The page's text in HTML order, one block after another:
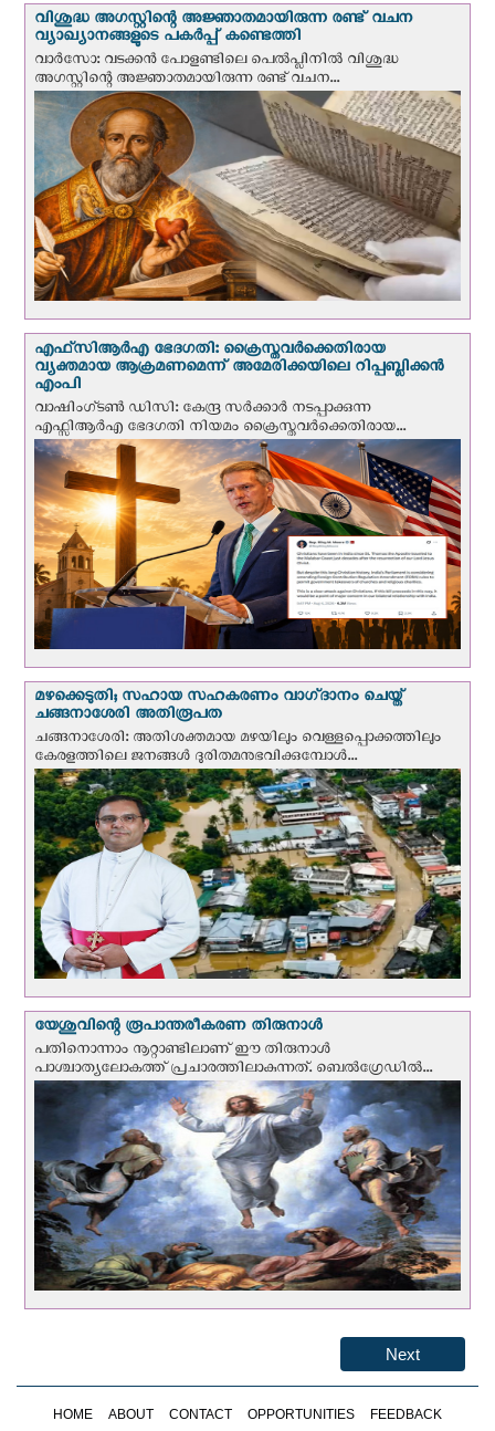
വിശുദ്ധ അഗസ്റ്റിന്റെ അജ്ഞാതമായിരുന്ന രണ്ട് വചന
വ്യാഖ്യാനങ്ങളുടെ പകര്‍പ്പ് കണ്ടെത്തി
വാര്‍സോ: വടക്കൻ പോളണ്ടിലെ പെൽപ്ലിനില്‍ വിശുദ്ധ
അഗസ്റ്റിന്റെ അജ്ഞാതമായിരുന്ന രണ്ട് വചന...
എഫ്‌സി‌ആര്‍‌എ ഭേദഗതി: ക്രൈസ്തവർക്കെതിരായ
വ്യക്തമായ ആക്രമണമെന്ന് അമേരിക്കയിലെ റിപ്പബ്ലിക്കൻ
എംപി
വാഷിംഗ്ടണ്‍ ഡി‌സി: കേന്ദ്ര സർക്കാർ നടപ്പാക്കുന്ന
എഫ്സിആർഎ ഭേദഗതി നിയമം ക്രൈസ്തവർക്കെതിരായ...
മഴക്കെടുതി; സഹായ സഹകരണം വാഗ്‌ദാനം ചെയ്ത്
ചങ്ങനാശേരി അതിരൂപത
ചങ്ങനാശേരി: അതിശക്തമായ മഴയിലും വെള്ളപ്പൊക്കത്തിലും
കേരളത്തിലെ ജനങ്ങൾ ദുരിതമനുഭവിക്കുമ്പോൾ...
യേശുവിന്റെ രൂപാന്തരീകരണ തിരുനാള്‍
പതിനൊന്നാം നൂറ്റാണ്ടിലാണ് ഈ തിരുനാള്‍
പാശ്ചാത്യലോകത്ത് പ്രചാരത്തിലാകുന്നത്. ബെല്‍ഗ്രേഡില്‍...
Next
HOME ABOUT CONTACT OPPORTUNITIES FEEDBACK